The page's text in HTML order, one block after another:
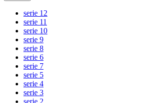
serie 12
serie 11
serie 10
serie 9
serie 8
serie 6
serie 7
serie 5
serie 4
serie 3
serie 2